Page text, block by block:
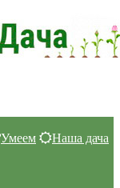
Умеем
Наша дача